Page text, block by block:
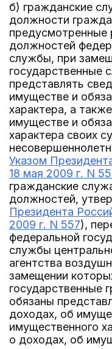
б) гражданские
должности
предусмотренные
должностей
службы, при
государственные
представлять
имуществе и
характера, а
имуществе и
характера своих
Указом
18 мая 2009 г. N
гражданские
должностей,
Президента
2009 г. N 557),
федеральной
службы
агентства
замещении
государственные
обязаны
доходах, об
имущественного
о доходах, об